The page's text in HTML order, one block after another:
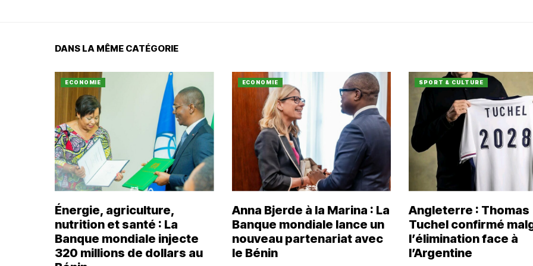
DANS LA MÊME CATÉGORIE
ECONOMIE
Énergie, agriculture,
nutrition et santé : La
Banque mondiale injecte
320 millions de dollars au
ECONOMIE
Anna Bjerde à la Marina : La
Banque mondiale lance un
nouveau partenariat avec
le Bénin
SPORT & CULTURE
Angleterre : Thomas
Tuchel confirmé
l’élimination face à
l’Argentine